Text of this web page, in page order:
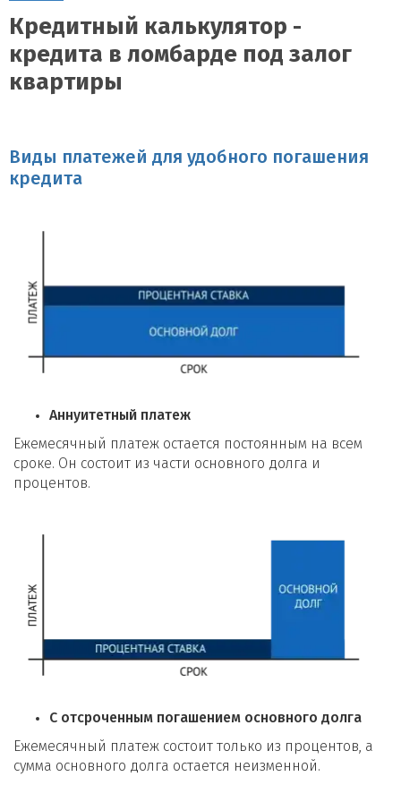
Кредитный калькулятор -
кредита в ломбарде под залог
квартиры
Виды платежей для удобного погашения
кредита
Аннуитетный платеж
Ежемесячный платеж остается постоянным на всем
сроке. Он состоит из части основного долга и
процентов.
С отсроченным погашением основного долга
Ежемесячный платеж состоит только из процентов, а
сумма основного долга остается неизменной.